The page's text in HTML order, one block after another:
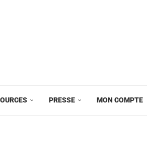
PRESSE MON COMPTE